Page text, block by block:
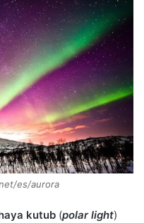
es/aurora
kutub (polar light)